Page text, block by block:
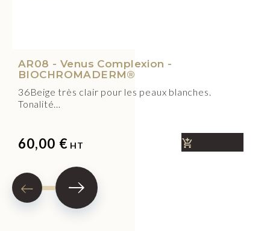
AR08 - Venus Complexion -
BIOCHROMADERM®
36Beige très clair pour les peaux blanches.
Tonalité…
60,00 €